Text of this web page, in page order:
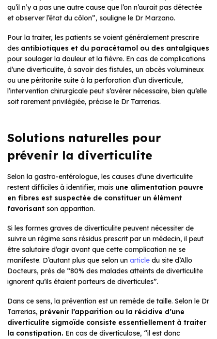
qu’il n’y a pas une autre cause que l’on n’aurait pas détectée
et observer l’état du côlon”, souligne le Dr Marzano.
Pour la traiter, les patients se voient généralement prescrire
des antibiotiques et du paracétamol ou des antalgiques
pour soulager la douleur et la fièvre. En cas de complications
d’une diverticulite, à savoir des fistules, un abcès volumineux
ou une péritonite suite à la perforation d’un diverticule,
l’intervention chirurgicale peut s’avérer nécessaire, bien qu’elle
soit rarement privilégiée, précise le Dr Tarrerias.
Solutions naturelles pour
prévenir la diverticulite
Selon la gastro-entérologue, les causes d’une diverticulite
restent difficiles à identifier, mais une alimentation pauvre
en fibres est suspectée de constituer un élément
favorisant son apparition.
Si les formes graves de diverticulite peuvent nécessiter de
suivre un régime sans résidus prescrit par un médecin, il peut
être salutaire d’agir avant que cette complication ne se
manifeste. D’autant plus que selon un article du site d’Allo
Docteurs, près de “80% des malades atteints de diverticulite
ignorent qu’ils étaient porteurs de diverticules”.
Dans ce sens, la prévention est un remède de taille. Selon le Dr
Tarrerias, prévenir l’apparition ou la récidive d’une
diverticulite sigmoïde consiste essentiellement à traiter
la constipation. En cas de diverticulose, “il est donc